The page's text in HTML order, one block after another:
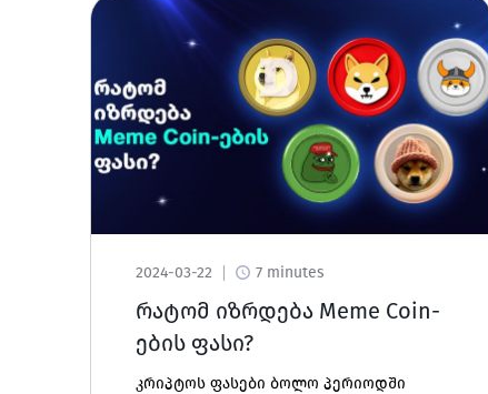
2024-03-22 7 minutes
რატომ იზრდება Meme Coin-
ების ფასი?
კრიპტოს ფასები ბოლო პერიოდში